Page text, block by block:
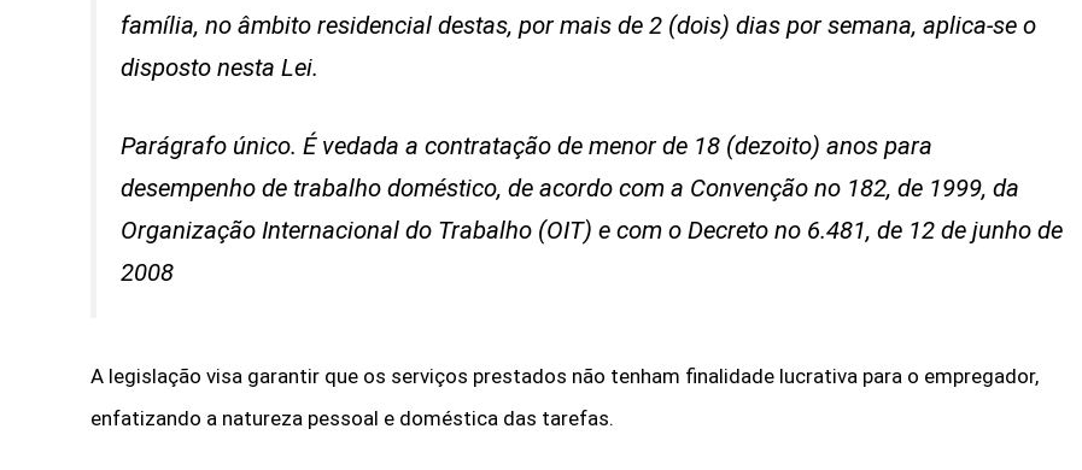
família, no âmbito residencial destas, por mais de 2 (dois) dias por semana, aplica-se o
disposto nesta Lei.
Parágrafo único. É vedada a contratação de menor de 18 (dezoito) anos para
desempenho de trabalho doméstico, de acordo com a Convenção no 182, de 1999, da
Organização Internacional do Trabalho (OIT) e com o Decreto no 6.481, de 12 de junho de
2008
A legislação visa garantir que os serviços prestados não tenham finalidade lucrativa para o empregador,
enfatizando a natureza pessoal e doméstica das tarefas.